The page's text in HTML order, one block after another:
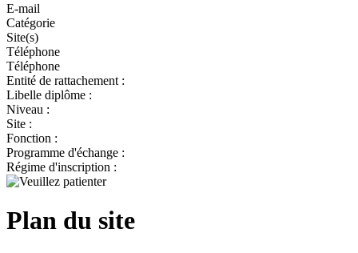
E-mail
Catégorie
Site(s)
Téléphone
Téléphone
Entité de rattachement :
Libelle diplôme :
Niveau :
Site :
Fonction :
Programme d'échange :
Régime d'inscription :
Plan du site